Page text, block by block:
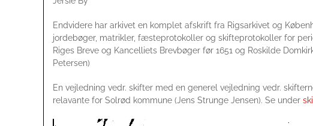
Endvidere har arkivet en komplet afskrift fra Rigsarkivet og
jordebøger, matrikler, fæsteprotokoller og skifteprotokoller for
Riges Breve og Kancelliets Brevbøger før 1651 og Roskilde
Petersen)
En vejledning vedr. skifter med en generel vejledning vedr.
relavante for Solrød kommune (Jens Strunge Jensen). Se under